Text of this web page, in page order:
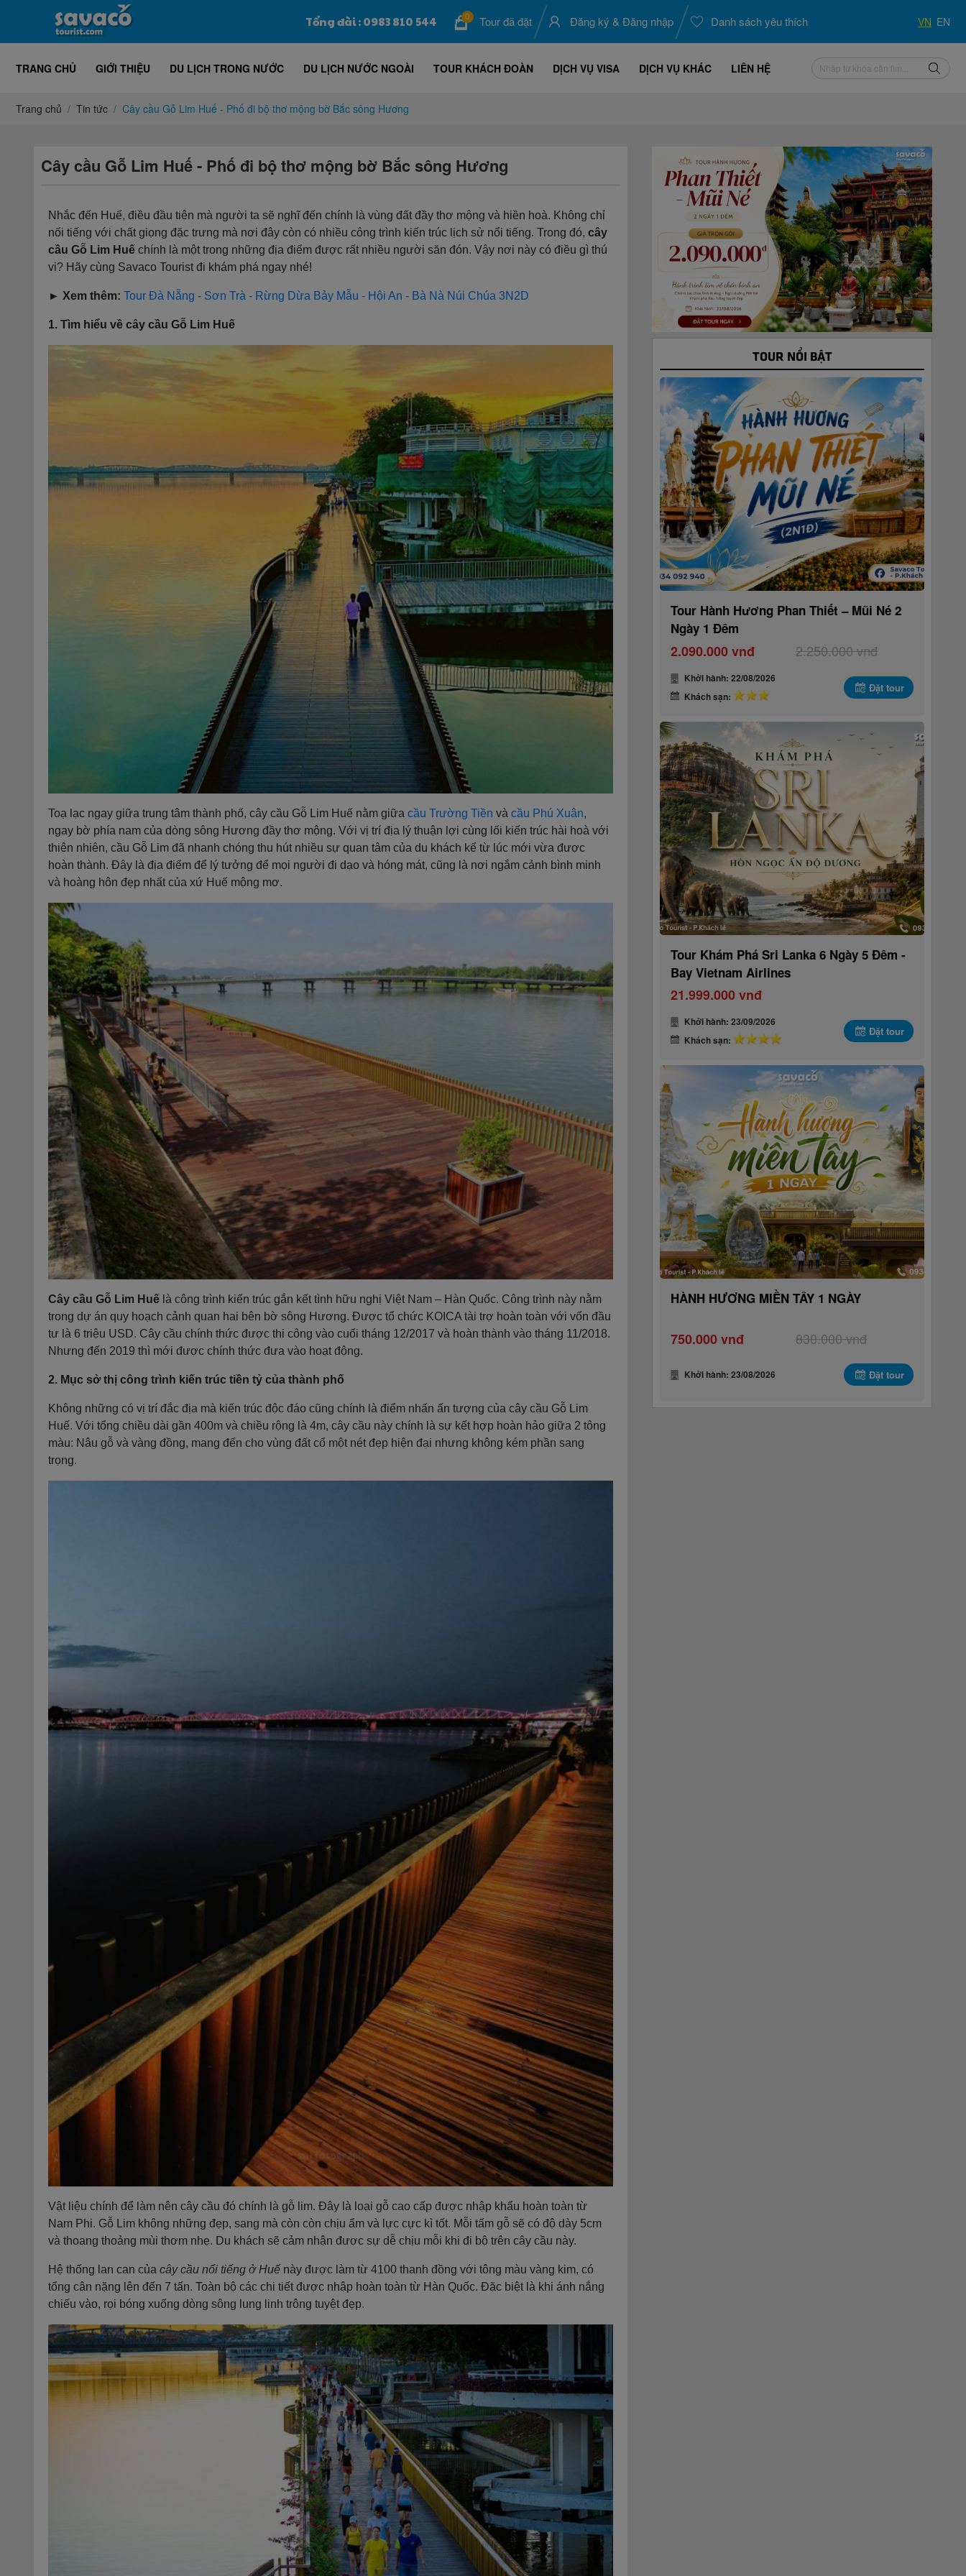
Tổng đài : 0983 810 544 0 Tour đã đặt Đăng ký &Đăng nhập Danh sách yêu thích VN EN
TRANG CHỦ GIỚI THIỆU DU LỊCH TRONG NƯỚC DU LỊCH NƯỚC NGOÀI TOUR KHÁCH ĐOÀN DỊCH VỤ VISA DỊCH VỤ KHÁC LIÊN HỆ
Trang chủ Tin tức Cây cầu Gỗ Lim Huế - Phố đi bộ thơ mộng bờ Bắc sông Hương
Cây cầu Gỗ Lim Huế - Phố đi bộ thơ mộng bờ Bắc sông Hương
Nhắc đến Huế, điều đầu tiên mà người ta sẽ nghĩ đến chính là vùng đất đầy thơ mộng và hiền hoà. Không chỉ
nổi tiếng với chất giọng đặc trưng mà nơi đây còn có nhiều công trình kiến trúc lịch sử nổi tiếng. Trong đó, cây
cầu Gỗ Lim Huế chính là một trong những địa điểm được rất nhiều người săn đón. Vậy nơi này có điều gì thú
vị? Hãy cùng Savaco Tourist đi khám phá ngay nhé!
► Xem thêm: Tour Đà Nẵng - Sơn Trà - Rừng Dừa Bảy Mẫu - Hội An - Bà Nà Núi Chúa 3N2D
1. Tìm hiểu về cây cầu Gỗ Lim Huế
Toạ lạc ngay giữa trung tâm thành phố, cây cầu Gỗ Lim Huế nằm giữa cầu Trường Tiền và cầu Phú Xuân,
ngay bờ phía nam của dòng sông Hương đầy thơ mộng. Với vị trí địa lý thuận lợi cùng lối kiến trúc hài hoà với
thiên nhiên, cầu Gỗ Lim đã nhanh chóng thu hút nhiều sự quan tâm của du khách kể từ lúc mới vừa được
hoàn thành. Đây là địa điểm để lý tưởng để mọi người đi dạo và hóng mát, cũng là nơi ngắm cảnh bình minh
và hoàng hôn đẹp nhất của xứ Huế mộng mơ.
Cây cầu Gỗ Lim Huế là công trình kiến trúc gắn kết tình hữu nghị Việt Nam – Hàn Quốc. Công trình này nằm
trong dự án quy hoạch cảnh quan hai bên bờ sông Hương. Được tổ chức KOICA tài trợ hoàn toàn với vốn đầu
tư là 6 triệu USD. Cây cầu chính thức được thi công vào cuối tháng 12/2017 và hoàn thành vào tháng 11/2018.
Nhưng đến 2019 thì mới được chính thức đưa vào hoạt động.
2. Mục sở thị công trình kiến trúc tiền tỷ của thành phố
Không những có vị trí đắc địa mà kiến trúc độc đáo cũng chính là điểm nhấn ấn tượng của cây cầu Gỗ Lim
Huế. Với tổng chiều dài gần 400m và chiều rộng là 4m, cây cầu này chính là sự kết hợp hoàn hảo giữa 2 tông
màu: Nâu gỗ và vàng đồng, mang đến cho vùng đất cổ một nét đẹp hiện đại nhưng không kém phần sang
trọng.
Vật liệu chính để làm nên cây cầu đó chính là gỗ lim. Đây là loại gỗ cao cấp được nhập khẩu hoàn toàn từ
Nam Phi. Gỗ Lim không những đẹp, sang mà còn còn chịu ẩm và lực cực kì tốt. Mỗi tấm gỗ sẽ có độ dày 5cm
và thoang thoảng mùi thơm nhẹ. Du khách sẽ cảm nhận được sự dễ chịu mỗi khi đi bộ trên cây cầu này.
Hệ thống lan can của cây cầu nổi tiếng ở Huế này được làm từ 4100 thanh đồng với tông màu vàng kim, có
tổng cân nặng lên đến 7 tấn. Toàn bộ các chi tiết được nhập hoàn toàn từ Hàn Quốc. Đặc biệt là khi ánh nắng
chiếu vào, rọi bóng xuống dòng sông lung linh trông tuyệt đẹp.
TOUR NỔI BẬT
Tour Hành Hương Phan Thiết – Mũi Né 2
Ngày 1 Đêm
2.090.000 vnđ 2.250.000 vnđ
Khởi hành: 22/08/2026
Khách sạn:
Đặt tour
Tour Khám Phá Sri Lanka 6 Ngày 5 Đêm -
Bay Vietnam Airlines
21.999.000 vnđ
Khởi hành: 23/09/2026
Khách sạn:
Đặt tour
HÀNH HƯƠNG MIỀN TÂY 1 NGÀY
750.000 vnđ 830.000 vnđ
Khởi hành: 23/08/2026 Đặt tour